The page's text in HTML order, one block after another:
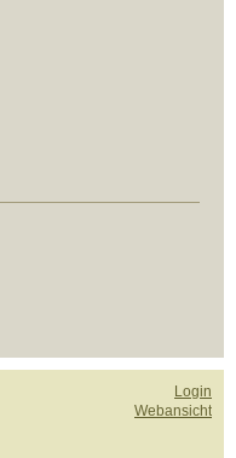
Login
Webansicht